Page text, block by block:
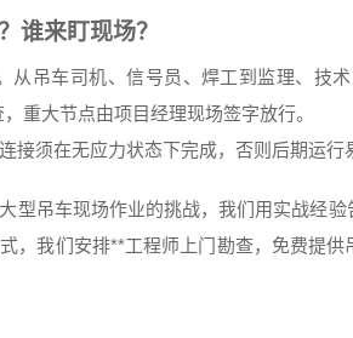
谁来盯现场？
从吊车司机、信号员、焊工到监理、技
重大节点由项目经理现场签字放行。
接须在无应力状态下完成，否则后期运行
型吊车现场作业的挑战，我们用实战经验
，我们安排**工程师上门勘查，免费提